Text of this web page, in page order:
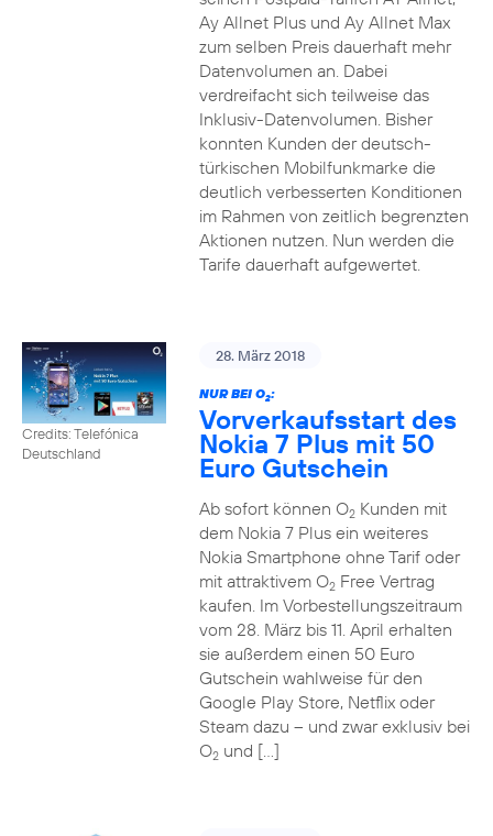
Ay Allnet Plus und Ay Allnet Max
zum selben Preis dauerhaft mehr
Datenvolumen an. Dabei
verdreifacht sich teilweise das
Inklusiv-Datenvolumen. Bisher
konnten Kunden der deutsch-
türkischen Mobilfunkmarke die
deutlich verbesserten Konditionen
im Rahmen von zeitlich begrenzten
Aktionen nutzen. Nun werden die
Tarife dauerhaft aufgewertet.
Credits: Telefónica
Deutschland
28. März 2018
NUR BEI O2:
Vorverkaufsstart des
Nokia 7 Plus mit 50
Euro Gutschein
Ab sofort können O2Kunden mit
dem Nokia 7 Plus ein weiteres
Nokia Smartphone ohne Tarif oder
mit attraktivem O2Free Vertrag
kaufen. Im Vorbestellungszeitraum
vom 28. März bis 11. April erhalten
sie außerdem einen 50 Euro
Gutschein wahlweise für den
Google Play Store, Netflix oder
Steam dazu – und zwar exklusiv bei
O2und […]